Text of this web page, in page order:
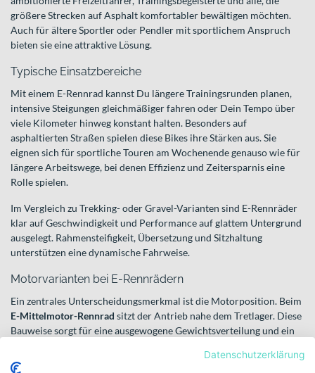
größere Strecken auf Asphalt komfortabler bewältigen möchten.
Auch für ältere Sportler oder Pendler mit sportlichem Anspruch
bieten sie eine attraktive Lösung.
Typische Einsatzbereiche
Mit einem E-Rennrad kannst Du längere Trainingsrunden planen,
intensive Steigungen gleichmäßiger fahren oder Dein Tempo über
viele Kilometer hinweg konstant halten. Besonders auf
asphaltierten Straßen spielen diese Bikes ihre Stärken aus. Sie
eignen sich für sportliche Touren am Wochenende genauso wie für
längere Arbeitswege, bei denen Effizienz und Zeitersparnis eine
Rolle spielen.
Im Vergleich zu Trekking- oder Gravel-Varianten sind E-Rennräder
klar auf Geschwindigkeit und Performance auf glattem Untergrund
ausgelegt. Rahmensteifigkeit, Übersetzung und Sitzhaltung
unterstützen eine dynamische Fahrweise.
Motorvarianten bei E-Rennrädern
Ein zentrales Unterscheidungsmerkmal ist die Motorposition. Beim
E-Mittelmotor-Rennrad sitzt der Antrieb nahe dem Tretlager. Diese
Bauweise sorgt für eine ausgewogene Gewichtsverteilung und ein
gleichmäßige Leistungsentfaltung.
Datenschutzerklärung